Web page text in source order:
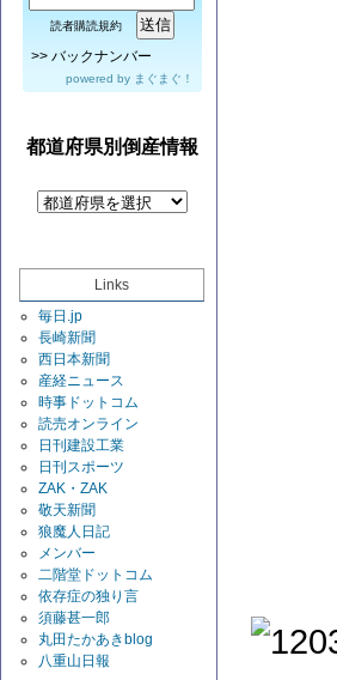
読者購読規約
>> バックナンバー
powered by まぐまぐ！
都道府県別倒産情報
Links
毎日.jp
長崎新聞
西日本新聞
産経ニュース
時事ドットコム
読売オンライン
日刊建設工業
日刊スポーツ
ZAK・ZAK
敬天新聞
狼魔人日記
メンバー
二階堂ドットコム
依存症の独り言
須藤甚一郎
丸田たかあきblog
八重山日報